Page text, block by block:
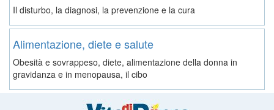
Il disturbo, la diagnosi, la prevenzione e la cura
Alimentazione, diete e salute
Obesità e sovrappeso, diete, alimentazione della donna in
gravidanza e in menopausa, il cibo